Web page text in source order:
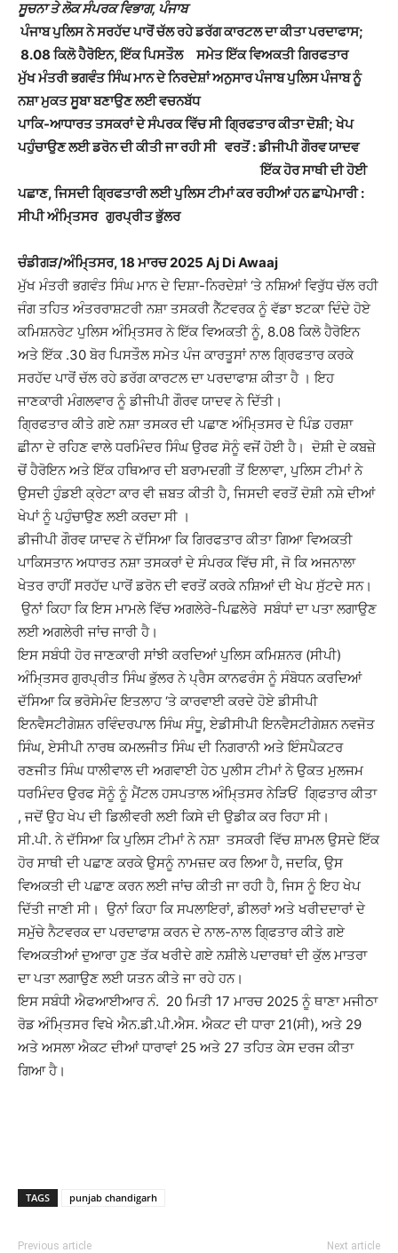
ਸੂਚਨਾ ਤੇ ਲੋਕ ਸੰਪਰਕ ਵਿਭਾਗ, ਪੰਜਾਬ
ਪੰਜਾਬ ਪੁਲਿਸ ਨੇ ਸਰਹੱਦ ਪਾਰੋਂ ਚੱਲ ਰਹੇ ਡਰੱਗ ਕਾਰਟਲ ਦਾ ਕੀਤਾ ਪਰਦਾਫਾਸ;
8.08 ਕਿਲੋ ਹੈਰੋਇਨ, ਇੱਕ ਪਿਸਤੌਲ ਸਮੇਤ ਇੱਕ ਵਿਅਕਤੀ ਗਿਰਫਤਾਰ
ਮੁੱਖ ਮੰਤਰੀ ਭਗਵੰਤ ਸਿੰਘ ਮਾਨ ਦੇ ਨਿਰਦੇਸ਼ਾਂ ਅਨੁਸਾਰ ਪੰਜਾਬ ਪੁਲਿਸ ਪੰਜਾਬ ਨੂੰ
ਨਸ਼ਾ ਮੁਕਤ ਸੂਬਾ ਬਣਾਉਣ ਲਈ ਵਚਨਬੱਧ
ਪਾਕਿ-ਆਧਾਰਤ ਤਸਕਰਾਂ ਦੇ ਸੰਪਰਕ ਵਿੱਚ ਸੀ ਗਿ੍ਰਫਤਾਰ ਕੀਤਾ ਦੋਸ਼ੀ; ਖੇਪ
ਪਹੁੰਚਾਉਣ ਲਈ ਡਰੋਨ ਦੀ ਕੀਤੀ ਜਾ ਰਹੀ ਸੀ ਵਰਤੋਂ : ਡੀਜੀਪੀ ਗੌਰਵ ਯਾਦਵ
ਇੱਕ ਹੋਰ ਸਾਥੀ ਦੀ ਹੋਈ
ਪਛਾਣ, ਜਿਸਦੀ ਗਿ੍ਰਫਤਾਰੀ ਲਈ ਪੁਲਿਸ ਟੀਮਾਂ ਕਰ ਰਹੀਆਂ ਹਨ ਛਾਪੇਮਾਰੀ :
ਸੀਪੀ ਅੰਮਿ੍ਤਸਰ ਗੁਰਪ੍ਰੀਤ ਭੁੱਲਰ
ਚੰਡੀਗੜ/ਅੰਮਿ੍ਤਸਰ, 18 ਮਾਰਚ 2025 Aj Di Awaaj
ਮੁੱਖ ਮੰਤਰੀ ਭਗਵੰਤ ਸਿੰਘ ਮਾਨ ਦੇ ਦਿਸ਼ਾ-ਨਿਰਦੇਸ਼ਾਂ ‘ਤੇ ਨਸ਼ਿਆਂ ਵਿਰੁੱਧ ਚੱਲ ਰਹੀ
ਜੰਗ ਤਹਿਤ ਅੰਤਰਰਾਸ਼ਟਰੀ ਨਸ਼ਾ ਤਸਕਰੀ ਨੈੱਟਵਰਕ ਨੂੰ ਵੱਡਾ ਝਟਕਾ ਦਿੰਦੇ ਹੋਏ
ਕਮਿਸ਼ਨਰੇਟ ਪੁਲਿਸ ਅੰਮਿ੍ਤਸਰ ਨੇ ਇੱਕ ਵਿਅਕਤੀ ਨੂੰ, 8.08 ਕਿਲੋ ਹੈਰੋਇਨ
ਅਤੇ ਇੱਕ .30 ਬੋਰ ਪਿਸਤੌਲ ਸਮੇਤ ਪੰਜ ਕਾਰਤੂਸਾਂ ਨਾਲ ਗਿ੍ਰਫਤਾਰ ਕਰਕੇ
ਸਰਹੱਦ ਪਾਰੋਂ ਚੱਲ ਰਹੇ ਡਰੱਗ ਕਾਰਟਲ ਦਾ ਪਰਦਾਫਾਸ਼ ਕੀਤਾ ਹੈ । ਇਹ
ਜਾਣਕਾਰੀ ਮੰਗਲਵਾਰ ਨੂੰ ਡੀਜੀਪੀ ਗੌਰਵ ਯਾਦਵ ਨੇ ਦਿੱਤੀ।
ਗਿ੍ਰਫਤਾਰ ਕੀਤੇ ਗਏ ਨਸ਼ਾ ਤਸਕਰ ਦੀ ਪਛਾਣ ਅੰਮਿ੍ਤਸਰ ਦੇ ਪਿੰਡ ਹਰਸ਼ਾ
ਛੀਨਾ ਦੇ ਰਹਿਣ ਵਾਲੇ ਧਰਮਿੰਦਰ ਸਿੰਘ ਉਰਫ ਸੋਨੂੰ ਵਜੋਂ ਹੋਈ ਹੈ। ਦੋਸ਼ੀ ਦੇ ਕਬਜ਼ੇ
ਚੋਂ ਹੈਰੋਇਨ ਅਤੇ ਇੱਕ ਹਥਿਆਰ ਦੀ ਬਰਾਮਦਗੀ ਤੋਂ ਇਲਾਵਾ, ਪੁਲਿਸ ਟੀਮਾਂ ਨੇ
ਉਸਦੀ ਹੁੰਡਈ ਕ੍ਰੇਟਾ ਕਾਰ ਵੀ ਜ਼ਬਤ ਕੀਤੀ ਹੈ, ਜਿਸਦੀ ਵਰਤੋਂ ਦੋਸ਼ੀ ਨਸ਼ੇ ਦੀਆਂ
ਖੇਪਾਂ ਨੂੰ ਪਹੁੰਚਾਉਣ ਲਈ ਕਰਦਾ ਸੀ ।
ਡੀਜੀਪੀ ਗੌਰਵ ਯਾਦਵ ਨੇ ਦੱਸਿਆ ਕਿ ਗਿਰਫਤਾਰ ਕੀਤਾ ਗਿਆ ਵਿਅਕਤੀ
ਪਾਕਿਸਤਾਨ ਅਧਾਰਤ ਨਸ਼ਾ ਤਸਕਰਾਂ ਦੇ ਸੰਪਰਕ ਵਿੱਚ ਸੀ, ਜੋ ਕਿ ਅਜਨਾਲਾ
ਖੇਤਰ ਰਾਹੀਂ ਸਰਹੱਦ ਪਾਰੋਂ ਡਰੋਨ ਦੀ ਵਰਤੋਂ ਕਰਕੇ ਨਸ਼ਿਆਂ ਦੀ ਖੇਪ ਸੁੱਟਦੇ ਸਨ।
ਉਨਾਂ ਕਿਹਾ ਕਿ ਇਸ ਮਾਮਲੇ ਵਿੱਚ ਅਗਲੇਰੇ-ਪਿਛਲੇਰੇ ਸਬੰਧਾਂ ਦਾ ਪਤਾ ਲਗਾਉਣ
ਲਈ ਅਗਲੇਰੀ ਜਾਂਚ ਜਾਰੀ ਹੈ।
ਇਸ ਸਬੰਧੀ ਹੋਰ ਜਾਣਕਾਰੀ ਸਾਂਝੀ ਕਰਦਿਆਂ ਪੁਲਿਸ ਕਮਿਸ਼ਨਰ (ਸੀਪੀ)
ਅੰਮਿ੍ਤਸਰ ਗੁਰਪ੍ਰੀਤ ਸਿੰਘ ਭੁੱਲਰ ਨੇ ਪ੍ਰੈਸ ਕਾਨਫਰੰਸ ਨੂੰ ਸੰਬੋਧਨ ਕਰਦਿਆਂ
ਦੱਸਿਆ ਕਿ ਭਰੋਸੇਮੰਦ ਇਤਲਾਹ ‘ਤੇ ਕਾਰਵਾਈ ਕਰਦੇ ਹੋਏ ਡੀਸੀਪੀ
ਇਨਵੈਸਟੀਗੇਸ਼ਨ ਰਵਿੰਦਰਪਾਲ ਸਿੰਘ ਸੰਧੂ, ਏਡੀਸੀਪੀ ਇਨਵੈਸਟੀਗੇਸ਼ਨ ਨਵਜੋਤ
ਸਿੰਘ, ਏਸੀਪੀ ਨਾਰਥ ਕਮਲਜੀਤ ਸਿੰਘ ਦੀ ਨਿਗਰਾਨੀ ਅਤੇ ਇੰਸਪੈਕਟਰ
ਰਣਜੀਤ ਸਿੰਘ ਧਾਲੀਵਾਲ ਦੀ ਅਗਵਾਈ ਹੇਠ ਪੁਲੀਸ ਟੀਮਾਂ ਨੇ ਉਕਤ ਮੁਲਜਮ
ਧਰਮਿੰਦਰ ਉਰਫ ਸੋਨੂੰ ਨੂੰ ਮੈਂਟਲ ਹਸਪਤਾਲ ਅੰਮਿ੍ਤਸਰ ਨੇੜਿਓਂ ਗਿ੍ਫਤਾਰ ਕੀਤਾ
, ਜਦੋਂ ਉਹ ਖੇਪ ਦੀ ਡਿਲੀਵਰੀ ਲਈ ਕਿਸੇ ਦੀ ਉਡੀਕ ਕਰ ਰਿਹਾ ਸੀ।
ਸੀ.ਪੀ. ਨੇ ਦੱਸਿਆ ਕਿ ਪੁਲਿਸ ਟੀਮਾਂ ਨੇ ਨਸ਼ਾ ਤਸਕਰੀ ਵਿੱਚ ਸ਼ਾਮਲ ਉਸਦੇ ਇੱਕ
ਹੋਰ ਸਾਥੀ ਦੀ ਪਛਾਣ ਕਰਕੇ ਉਸਨੂੰ ਨਾਮਜ਼ਦ ਕਰ ਲਿਆ ਹੈ, ਜਦਕਿ, ਉਸ
ਵਿਅਕਤੀ ਦੀ ਪਛਾਣ ਕਰਨ ਲਈ ਜਾਂਚ ਕੀਤੀ ਜਾ ਰਹੀ ਹੈ, ਜਿਸ ਨੂੰ ਇਹ ਖੇਪ
ਦਿੱਤੀ ਜਾਣੀ ਸੀ। ਉਨਾਂ ਕਿਹਾ ਕਿ ਸਪਲਾਇਰਾਂ, ਡੀਲਰਾਂ ਅਤੇ ਖਰੀਦਦਾਰਾਂ ਦੇ
ਸਮੁੱਚੇ ਨੈਟਵਰਕ ਦਾ ਪਰਦਾਫਾਸ਼ ਕਰਨ ਦੇ ਨਾਲ-ਨਾਲ ਗਿ੍ਫਤਾਰ ਕੀਤੇ ਗਏ
ਵਿਅਕਤੀਆਂ ਦੁਆਰਾ ਹੁਣ ਤੱਕ ਖਰੀਦੇ ਗਏ ਨਸ਼ੀਲੇ ਪਦਾਰਥਾਂ ਦੀ ਕੁੱਲ ਮਾਤਰਾ
ਦਾ ਪਤਾ ਲਗਾਉਣ ਲਈ ਯਤਨ ਕੀਤੇ ਜਾ ਰਹੇ ਹਨ।
ਇਸ ਸਬੰਧੀ ਐਫਆਈਆਰ ਨੰ. 20 ਮਿਤੀ 17 ਮਾਰਚ 2025 ਨੂੰ ਥਾਣਾ ਮਜੀਠਾ
ਰੋਡ ਅੰਮਿ੍ਤਸਰ ਵਿਖੇ ਐਨ.ਡੀ.ਪੀ.ਐਸ. ਐਕਟ ਦੀ ਧਾਰਾ 21(ਸੀ), ਅਤੇ 29
ਅਤੇ ਅਸਲਾ ਐਕਟ ਦੀਆਂ ਧਾਰਾਵਾਂ 25 ਅਤੇ 27 ਤਹਿਤ ਕੇਸ ਦਰਜ ਕੀਤਾ
ਗਿਆ ਹੈ।
TAGS punjab chandigarh
Previous article Next article